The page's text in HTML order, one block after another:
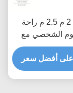
قياسي 2 م 2.5 م راحة
الشخصي مع
الكمبيوتر
أفضل سعر